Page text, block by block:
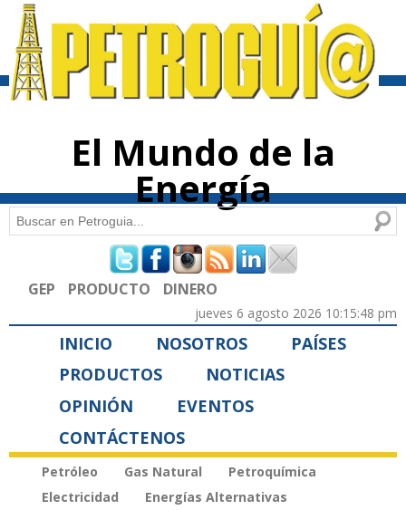
contenido
El Mundo de la
Energía
Formulario de búsqueda
Buscar
GEP PRODUCTO DINERO
jueves 6 agosto 2026 10:15:48 pm
INICIO NOSOTROS
PAÍSES
PRODUCTOS
NOTICIAS
OPINIÓN
EVENTOS
CONTÁCTENOS
Petróleo Gas Natural
Petroquímica
Electricidad
Energías Alternativas